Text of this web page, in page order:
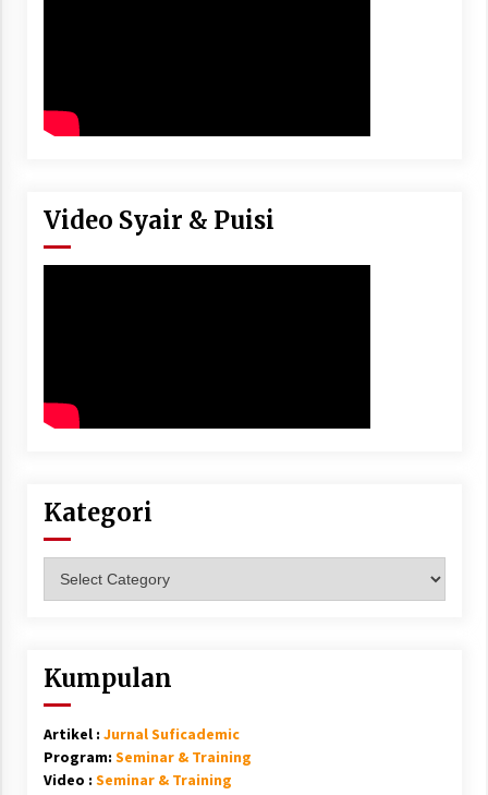
Video Syair & Puisi
Kategori
Kumpulan
Artikel : Jurnal Suficademic
Program: Seminar & Training
Video : Seminar & Training